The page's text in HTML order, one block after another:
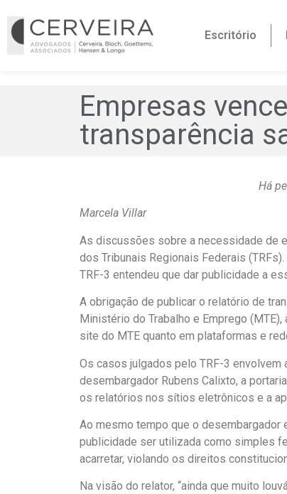
Escritório
Empresas
transparência
Há
Marcela Villar
As discussões sobre a necessidade de
dos Tribunais Regionais Federais
TRF-3 entendeu que dar publicidade a
A obrigação de publicar o relatório de
Ministério do Trabalho e Emprego
site do MTE quanto em plataformas e
Os casos julgados pelo TRF-3
desembargador Rubens Calixto, a
os relatórios nos sítios eletrônicos e a
Ao mesmo tempo que o desembargador
publicidade ser utilizada como simples
acarretar, violando os direitos
Na visão do relator, “ainda que muito